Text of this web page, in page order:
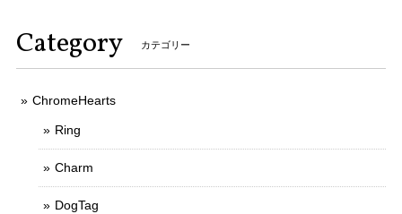
Category カテゴリー
ChromeHearts
Ring
Charm
DogTag